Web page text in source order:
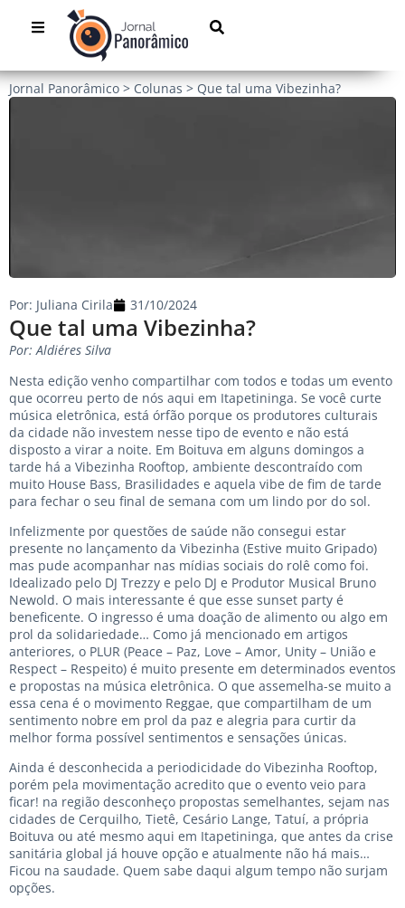
Jornal Panorâmico > Colunas > Que tal uma Vibezinha?
Que tal uma Vibezinha?
Por: Juliana Cirila 31/10/2024
Por: Aldiéres Silva
Nesta edição venho compartilhar com todos e todas um evento
que ocorreu perto de nós aqui em Itapetininga. Se você curte
música eletrônica, está órfão porque os produtores culturais
da cidade não investem nesse tipo de evento e não está
disposto a virar a noite. Em Boituva em alguns domingos a
tarde há a Vibezinha Rooftop, ambiente descontraído com
muito House Bass, Brasilidades e aquela vibe de fim de tarde
para fechar o seu final de semana com um lindo por do sol.
Infelizmente por questões de saúde não consegui estar
presente no lançamento da Vibezinha (Estive muito Gripado)
mas pude acompanhar nas mídias sociais do rolê como foi.
Idealizado pelo DJ Trezzy e pelo DJ e Produtor Musical Bruno
Newold. O mais interessante é que esse sunset party é
beneficente. O ingresso é uma doação de alimento ou algo em
prol da solidariedade… Como já mencionado em artigos
anteriores, o PLUR (Peace – Paz, Love – Amor, Unity – União e
Respect – Respeito) é muito presente em determinados eventos
e propostas na música eletrônica. O que assemelha-se muito a
essa cena é o movimento Reggae, que compartilham de um
sentimento nobre em prol da paz e alegria para curtir da
melhor forma possível sentimentos e sensações únicas.
Ainda é desconhecida a periodicidade do Vibezinha Rooftop,
porém pela movimentação acredito que o evento veio para
ficar! na região desconheço propostas semelhantes, sejam nas
cidades de Cerquilho, Tietê, Cesário Lange, Tatuí, a própria
Boituva ou até mesmo aqui em Itapetininga, que antes da crise
sanitária global já houve opção e atualmente não há mais…
Ficou na saudade. Quem sabe daqui algum tempo não surjam
opções.